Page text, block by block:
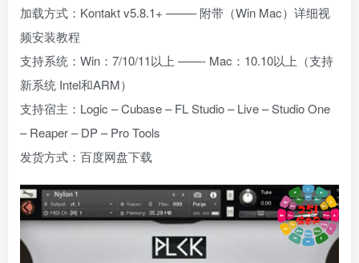
加载方式：Kontakt v5.8.1+ ——– 附带（Win Mac）详细视
频安装教程
支持系统：Win：7/10/11以上 ——- Mac：10.10以上（支持
新系统 Intel和ARM）
支持宿主：Logic – Cubase – FL Studio – Live – Studio One
– Reaper – DP – Pro Tools
发货方式：百度网盘下载